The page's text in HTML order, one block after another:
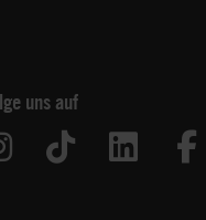
uns auf